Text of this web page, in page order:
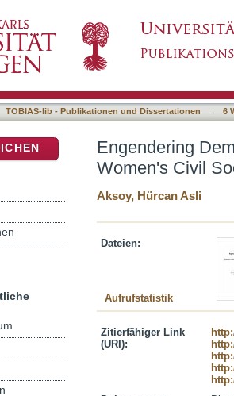
AKP Rule
TOBIAS-lib - Publikationen und Dissertationen → 6
Engendering
Women's Civil
Aksoy, Hürcan Asli
Dateien:
Aufrufstatistik
Zitierfähiger Link
(URI):